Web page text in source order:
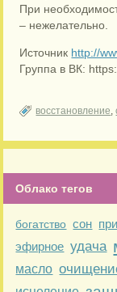
При
– нежелательно.
Источник http://
Группа в ВК:
восстановление,
Облако тегов
богатство сон
эфирное удача
масло